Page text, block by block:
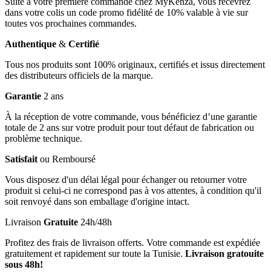
dans votre colis un code promo fidélité de 10% valable à vie sur
toutes vos prochaines commandes.
Authentique & Certifié
Tous nos produits sont 100% originaux, certifiés et issus directement
des distributeurs officiels de la marque.
Garantie 2 ans
À la réception de votre commande, vous bénéficiez d’une garantie
totale de 2 ans sur votre produit pour tout défaut de fabrication ou
problème technique.
Satisfait ou Remboursé
Vous disposez d'un délai légal pour échanger ou retourner votre
produit si celui-ci ne correspond pas à vos attentes, à condition qu'il
soit renvoyé dans son emballage d'origine intact.
Livraison Gratuite 24h/48h
Profitez des frais de livraison offerts. Votre commande est expédiée
gratuitement et rapidement sur toute la Tunisie. Livraison gratouite
sous 48h!